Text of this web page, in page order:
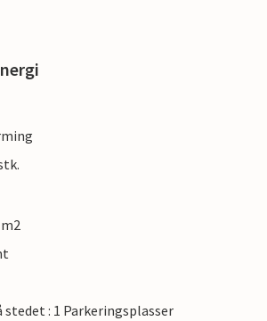
stedet : 1 Parkeringsplasser